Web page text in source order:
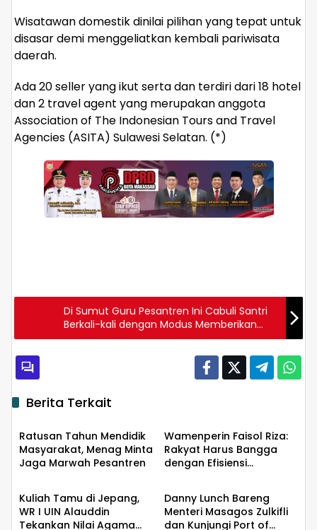
Wisatawan domestik dinilai pilihan yang tepat untuk
disasar demi menggeliatkan kembali pariwisata
daerah.
Ada 20 seller yang ikut serta dan terdiri dari 18 hotel
dan 2 travel agent yang merupakan anggota
Association of The Indonesian Tours and Travel
Agencies (ASITA) Sulawesi Selatan. (*)
Di Sumut Guru Pesantren Ini Cabuli Santri
Berkali-kali dengan Modus Memberikan
Perhatian Lebih
Berita Terkait
Metropolis
Ratusan Tahun Mendidik
Masyarakat, Menag Minta
Jaga Marwah Pesantren
Wamenperin Faisol Riza:
Rakyat Harus Bangga
dengan Efisiensi
Metropolis
Kuliah Tamu di Jepang,
WR I UIN Alauddin
Tekankan Nilai Agama
Metropolis
Danny Lunch Bareng
Menteri Masagos Zulkifli
dan Kunjungi Port of